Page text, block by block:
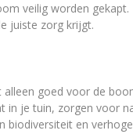
veilig worden
juiste zorg krijgt.
alleen goed voor de
in je tuin, zorgen voor
biodiversiteit en